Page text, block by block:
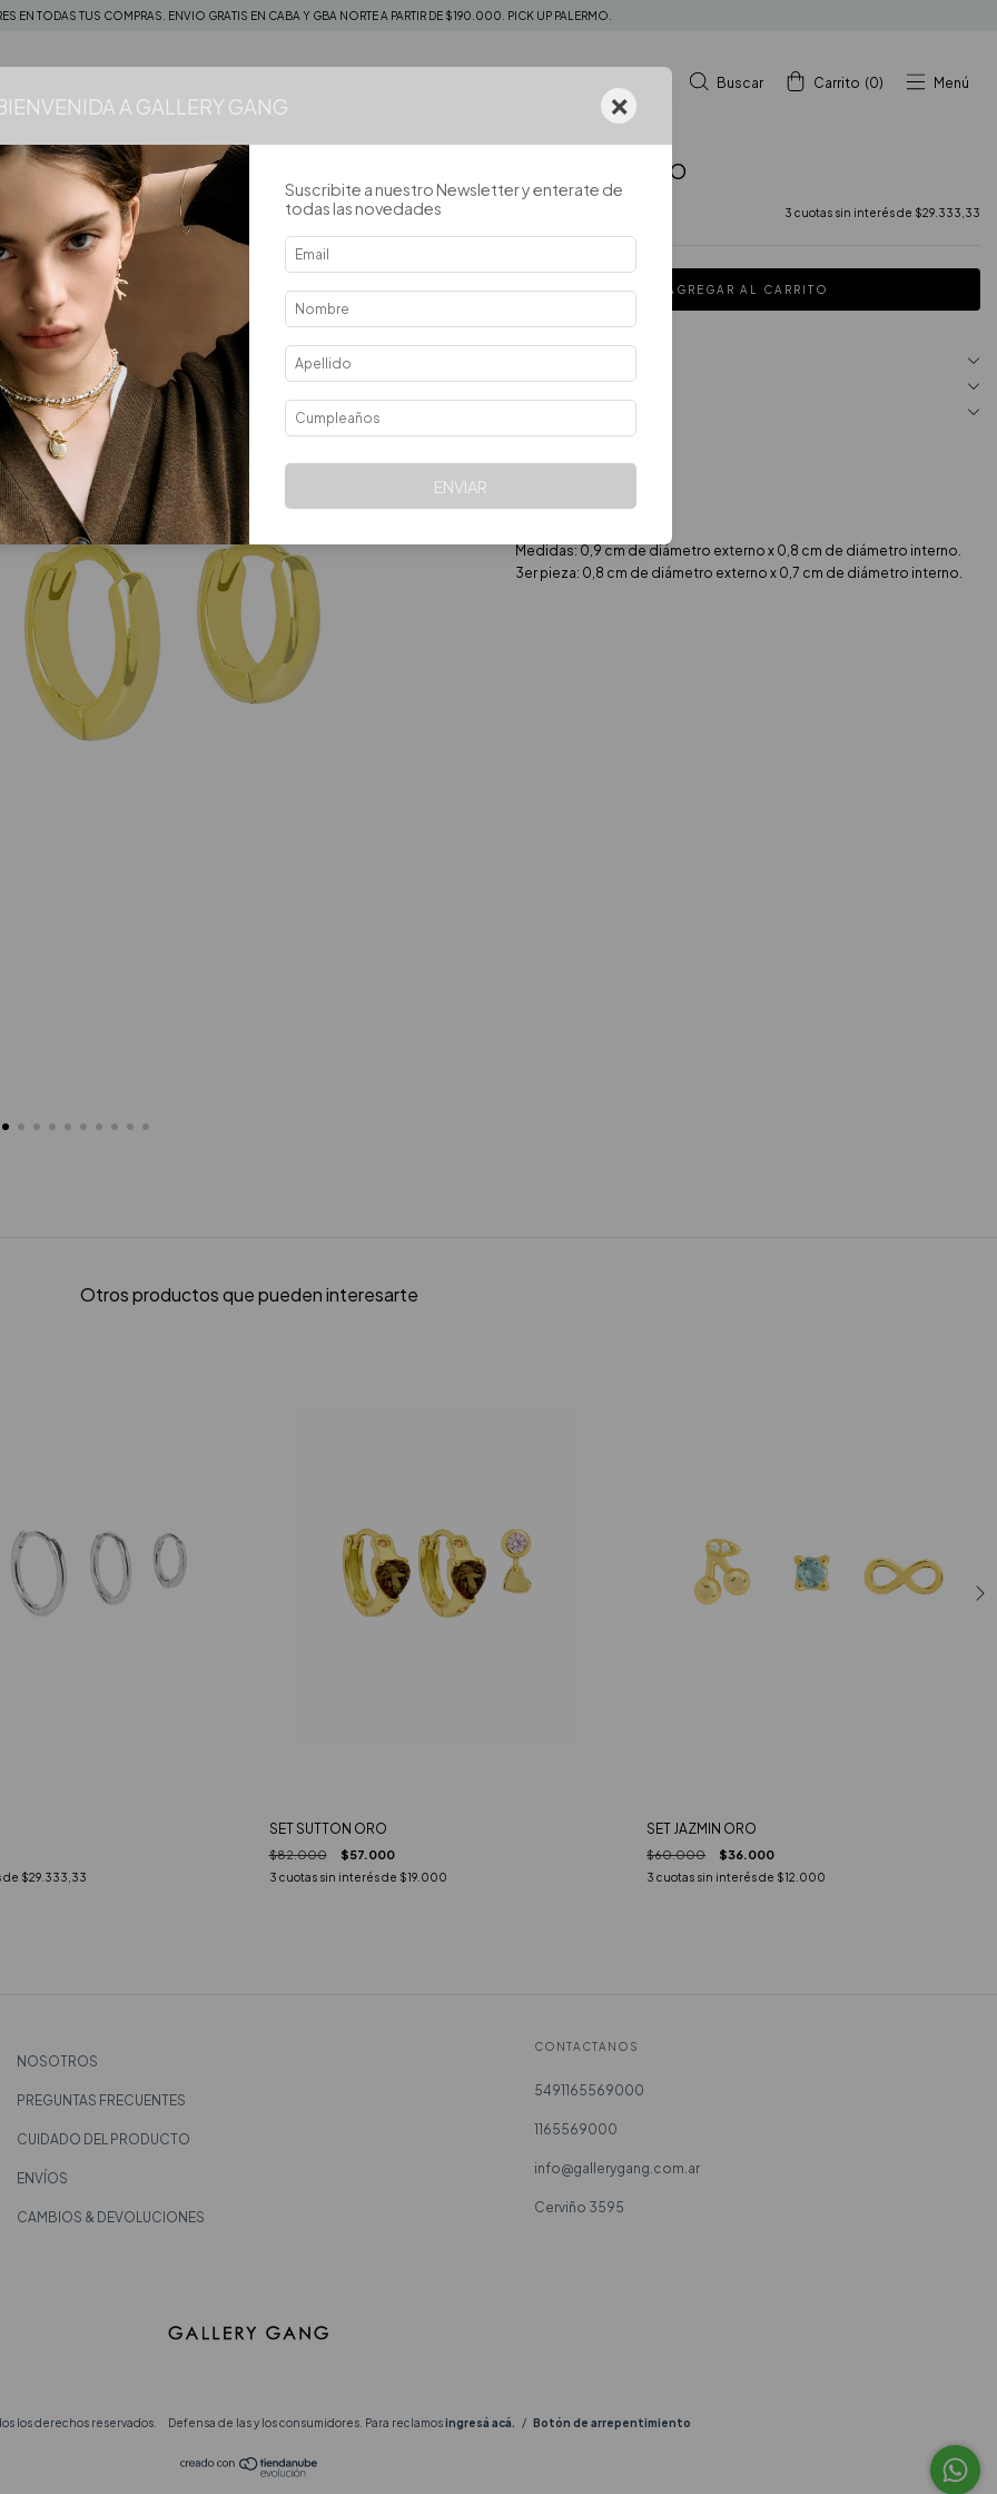
EN TODAS TUS COMPRAS. ENVIO GRATIS EN CABA Y GBA NORTE A PARTIR DE $190.000. PICK UP PALERMO.
Menú
Buscar Carrito (0)
SET ODETTE ORO
3 cuotas sin interés de $29.333,33
MEDIOS DE ENVÍO
Set de 3 piezas.
Material: Bronce.
Medidas: 0,9 cm de diámetro externo x 0,8 cm de diámetro interno.
3er pieza: 0,8 cm de diámetro externo x 0,7 cm de diámetro interno.
Otros productos que pueden interesarte
de $29.333,33
SET SUTTON ORO
$82.000 $57.000
3 cuotas sin interés de $19.000
SET JAZMIN ORO
$60.000 $36.000
3 cuotas sin interés de $12.000
NOSOTROS
PREGUNTAS FRECUENTES
CUIDADO DEL PRODUCTO
ENVÍOS
CAMBIOS & DEVOLUCIONES
CONTACTANOS
5491165569000
1165569000
info@gallerygang.com.ar
Cerviño 3595
los derechos reservados. Defensa de las y los consumidores. Para reclamosingresá acá. / Botón de arrepentimiento
A GALLERY GANG ×
Suscribite a nuestro Newsletter y enterate de
todas las novedades
ENVIAR